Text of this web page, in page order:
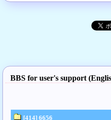
BBS for user's support
[414] 6656